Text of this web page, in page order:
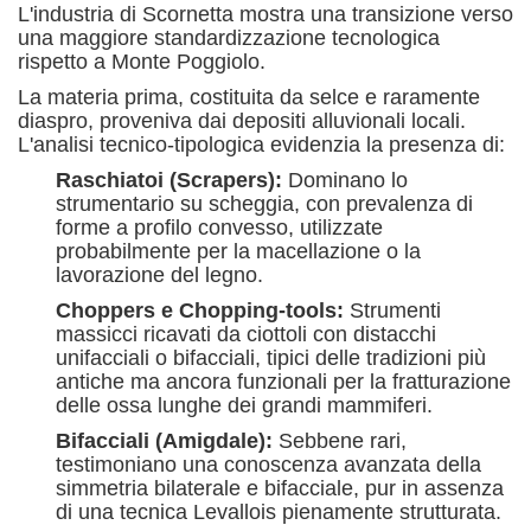
L'industria di Scornetta mostra una transizione verso
una maggiore standardizzazione tecnologica
rispetto a Monte Poggiolo.
La materia prima, costituita da selce e raramente
diaspro, proveniva dai depositi alluvionali locali.
L'analisi tecnico-tipologica evidenzia la presenza di:
Raschiatoi (Scrapers): Dominano lo
strumentario su scheggia, con prevalenza di
forme a profilo convesso, utilizzate
probabilmente per la macellazione o la
lavorazione del legno.
Choppers e Chopping-tools: Strumenti
massicci ricavati da ciottoli con distacchi
unifacciali o bifacciali, tipici delle tradizioni più
antiche ma ancora funzionali per la fratturazione
delle ossa lunghe dei grandi mammiferi.
Bifacciali (Amigdale): Sebbene rari,
testimoniano una conoscenza avanzata della
simmetria bilaterale e bifacciale, pur in assenza
di una tecnica Levallois pienamente strutturata.